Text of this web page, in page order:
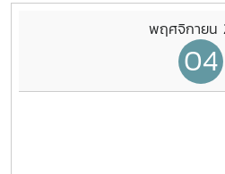
พฤศจิกายน
04